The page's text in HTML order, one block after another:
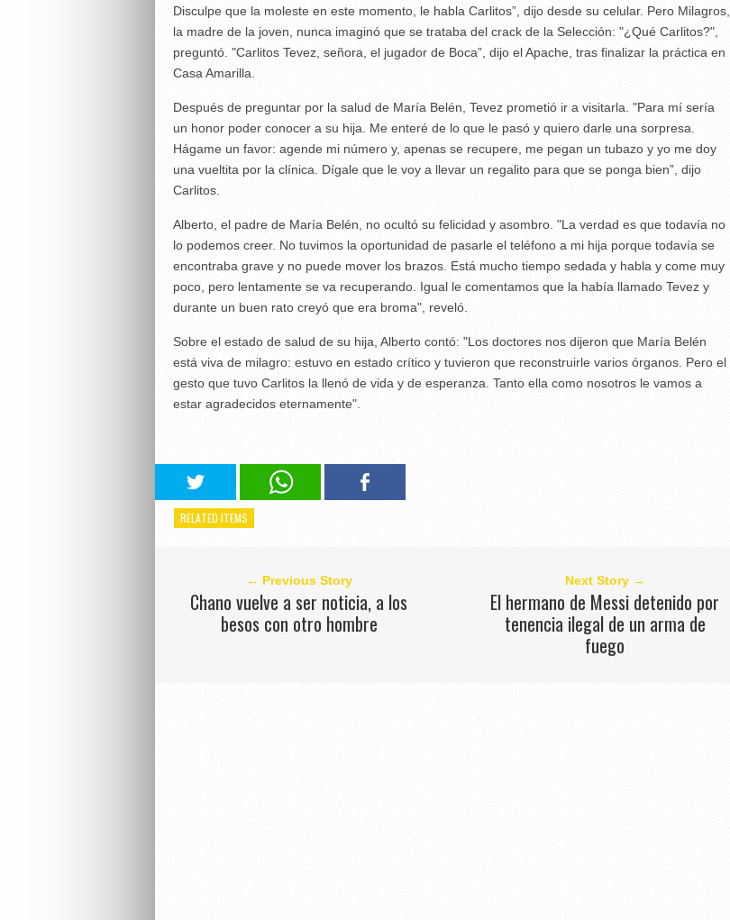
Disculpe que la moleste en este momento, le habla Carlitos”, dijo desde su celular. Pero Milagros,
la madre de la joven, nunca imaginó que se trataba del crack de la Selección: "¿Qué Carlitos?",
preguntó. "Carlitos Tevez, señora, el jugador de Boca”, dijo el Apache, tras finalizar la práctica en
Casa Amarilla.
Después de preguntar por la salud de María Belén, Tevez prometió ir a visitarla. "Para mí sería
un honor poder conocer a su hija. Me enteré de lo que le pasó y quiero darle una sorpresa.
Hágame un favor: agende mi número y, apenas se recupere, me pegan un tubazo y yo me doy
una vueltita por la clínica. Dígale que le voy a llevar un regalito para que se ponga bien”, dijo
Carlitos.
Alberto, el padre de María Belén, no ocultó su felicidad y asombro. "La verdad es que todavía no
lo podemos creer. No tuvimos la oportunidad de pasarle el teléfono a mi hija porque todavía se
encontraba grave y no puede mover los brazos. Está mucho tiempo sedada y habla y come muy
poco, pero lentamente se va recuperando. Igual le comentamos que la había llamado Tevez y
durante un buen rato creyó que era broma", reveló.
Sobre el estado de salud de su hija, Alberto contó: "Los doctores nos dijeron que María Belén
está viva de milagro: estuvo en estado crítico y tuvieron que reconstruirle varios órganos. Pero el
gesto que tuvo Carlitos la llenó de vida y de esperanza. Tanto ella como nosotros le vamos a
estar agradecidos eternamente".
RELATED ITEMS
← Previous Story
Chano vuelve a ser noticia, a los
besos con otro hombre
Next Story →
El hermano de Messi detenido por
tenencia ilegal de un arma de
fuego